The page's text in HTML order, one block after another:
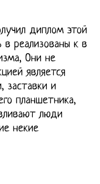
диплом этой
реализованы к в
Они не
является
заставки и
планшетника,
люди
некие